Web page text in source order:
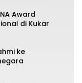
Award
di Kukar
ke